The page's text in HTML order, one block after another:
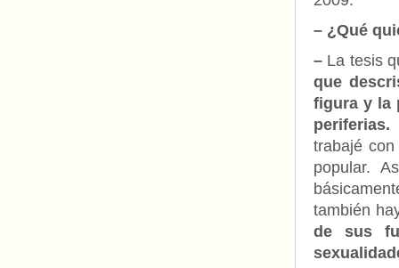
– ¿Qué
– La tesis
que
figura y la
periferias.
trabajé
popular.
también
de sus